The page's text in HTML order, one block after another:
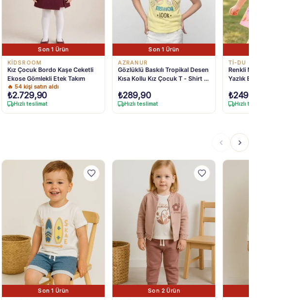
Son 1 Ürün
KİDSROOM
Kız Çocuk Bordo Kaşe Ceketli
Ekose Gömlekli Etek Takım
🔥 54 kişi satın aldı
₺2.729,90
Hızlı teslimat
Son 1 Ürün
AZRANUR
Gözlüklü Baskılı Tropikal Desen
Kısa Kollu Kız Çocuk T - Shirt -
₺289,90
Hızlı teslimat
Tİ-DU KİDS
Renkli Meyve
Yazlık Elbise -
₺249,90
Hızlı teslimat
Son 1 Ürün
Son 2 Ürün